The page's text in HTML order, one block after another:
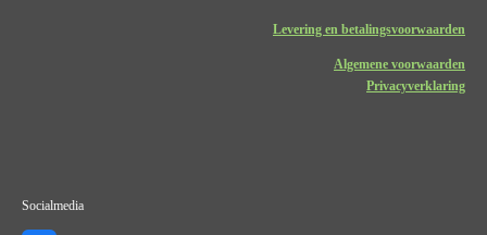
Levering en betalingsvoorwaarden
Algemene voorwaarden
Privacyverklaring
Socialmedia